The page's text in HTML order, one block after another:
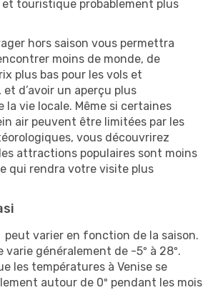
touristique probablement plus
hors saison vous permettra
moins de monde, de
plus bas pour les vols et
et d’avoir un aperçu plus
vie locale. Même si certaines
air peuvent être limitées par les
vous découvrirez
attractions populaires sont moins
qui rendra votre visite plus
peut varier en fonction de la saison.
varie généralement de -5º à 28º.
les températures à Venise se
autour de 0º pendant les mois